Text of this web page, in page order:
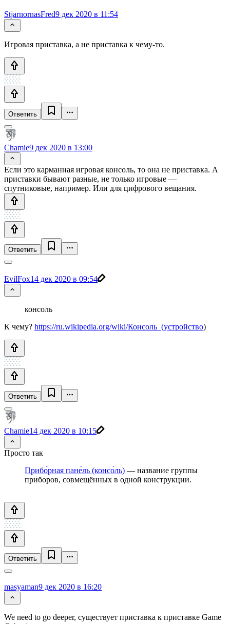
StjarnornasFred9 дек 2020 в 11:54
Игровая приставка, а не приставка к чему-то.
Ответить
Chamie9 дек 2020 в 13:00
Если это карманная игровая консоль, то она не приставка. А
приставки бывают разные, не только игровые —
спутниковые, например. Или для цифрового вещания.
Ответить
EvilFox14 дек 2020 в 09:54
консоль
К чему? https://ru.wikipedia.org/wiki/Консоль_(устройство)
Ответить
Chamie14 дек 2020 в 10:15
Просто так
Прибо́рная пане́ль (консо́ль) — название группы
приборов, совмещённых в одной конструкции.
Ответить
masyaman9 дек 2020 в 16:20
We need to go deeper, существует приставка к приставке Game